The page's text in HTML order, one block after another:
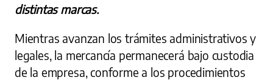
distintas marcas.
Mientras avanzan los trámites administrativos y
legales, la mercancía permanecerá bajo custodia
de la empresa, conforme a los procedimientos